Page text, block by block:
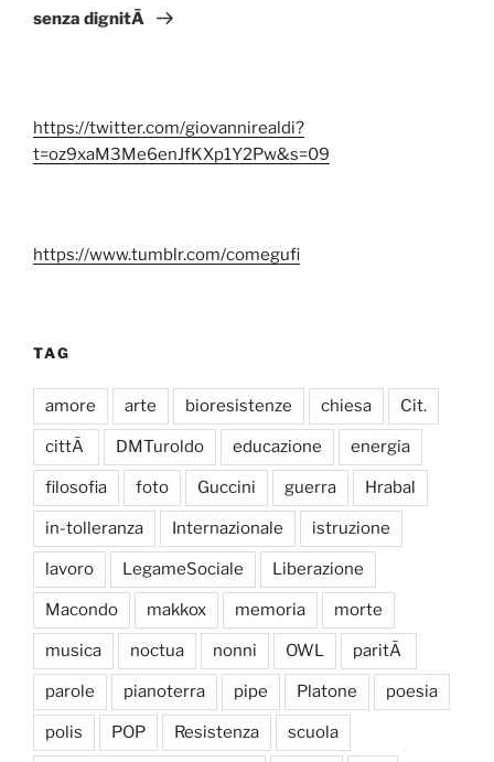
successivo
senza dignitÃ
https://twitter.com/giovannirealdi?
t=oz9xaM3Me6enJfKXp1Y2Pw&s=09
https://www.tumblr.com/comegufi
TAG
amore arte bioresistenze chiesa Cit.
cittÃ DMTuroldo educazione energia
filosofia foto Guccini guerra Hrabal
in-tolleranza Internazionale istruzione
lavoro LegameSociale Liberazione
Macondo makkox memoria morte
musica noctua nonni OWL paritÃ
parole pianoterra pipe Platone poesia
polis POP Resistenza scuola